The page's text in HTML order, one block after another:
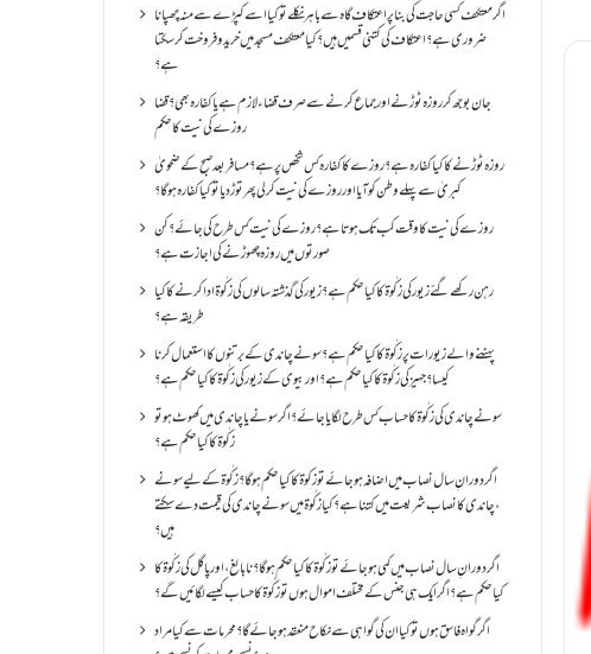
اگر معتکف کسی حاجت کی بنا پر اعتکاف گاہ سے باہر نکلے تو کیا اسے کپڑے سے منہ چھپانا
ضروری ہے؟اعتکاف کی کتنی قسمیں ہیں؟کیا معتکف مسجد میں خرید و فروخت کر سکتا
ہے؟
جان بوجھ کر روزہ ٹوڑنے اور جماع کرنے سے صرف قضاء لازم ہے یا کفارہ بھی؟ قضا
روزے کی نیت کا حکم
روزہ ٹوڑنے کا کیا کفارہ ہے؟روزے کا کفارہ کس شخص پر ہے؟ مسافر بعد صبح کے ضحویٰ
کبریٰ سے پہلے وطن کو آیا اور روزے کی نیت کر لی پھر توڑ دیا تو کیا کفارہ ہو گا؟
روزے کی نیت کا وقت کب تک ہوتا ہے؟ روزے کی نیت کس طرح کی جائے؟ کن
صورتوں میں روزہ چھوڑنے کی اجازت ہے؟
رہن رکھے گئے زیور کی زکٰوۃ کا کیا حکم ہے؟زیور کی گذشتہ سالوں کی زکٰوۃ ادا کرنے کا کیا
طریقہ ہے؟
پہننے والے زیورات پر زکٰوۃ کا کیا حکم ہے؟ سونے چاندی کے برتنوں کا استعمال کرنا
کیسا؟ جہیز کی زکٰوۃ کا کیا حکم ہے؟ اور بیوی کے زیور کی زکٰوۃ کا کیا حکم ہے؟
سونے چاندی کی زکٰوۃ کا حساب کس طرح لگایا جائے؟ اگر سونے یا چاندی میں کھوٹ ہو تو
زکٰوۃ کا کیا حکم ہے؟
اگر دورانِ سال نصاب میں اضافہ ہو جائے تو زکوۃ کا کیا حکم ہو گا؟ زکٰوۃ کے لیے سونے
،چاندی کا نصاب شریعت میں کتنا ہے؟ کیا زکٰوۃ میں سونے چاندی کی قیمت دے سکتے
ہیں؟
اگر دورانِ سال نصاب میں کمی ہو جائے تو زکٰوۃ کا کیا حکم ہو گا؟ نا بالغ ، اور پاگل کی زکٰوۃ کا
کیا حکم ہے؟ اگر ایک ہی جنس کے مختلف اموال ہوں تو زکٰوۃ کا حساب کیسے لگائیں گے؟
اگر گواہ فاسق ہوں تو کیا ان کی گواہی سے نکاح منعقد ہو جائے گا؟ محرمات سے کیا مراد